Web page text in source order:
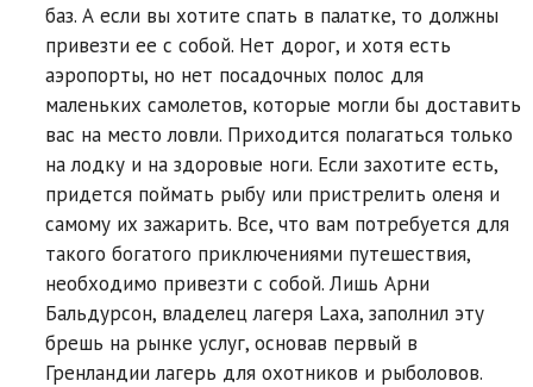
баз. А если вы хотите спать в палатке, то должны
привезти ее с собой. Нет дорог, и хотя есть
аэропорты, но нет посадочных полос для
маленьких самолетов, которые могли бы доставить
вас на место ловли. Приходится полагаться только
на лодку и на здоровые ноги. Если захотите есть,
придется поймать рыбу или пристрелить оленя и
самому их зажарить. Все, что вам потребуется для
такого богатого приключениями путешествия,
необходимо привезти с собой. Лишь Арни
Бальдурсон, владелец лагеря Laxa, заполнил эту
брешь на рынке услуг, основав первый в
Гренландии лагерь для охотников и рыболовов.